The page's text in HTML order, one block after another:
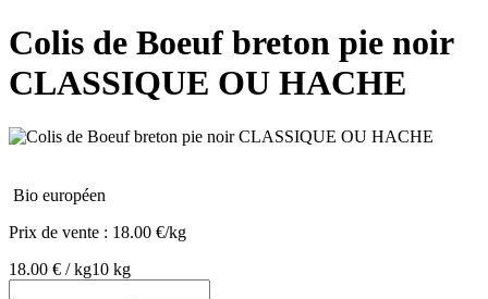
Colis de Boeuf breton pie noir
CLASSIQUE OU HACHE
Bio européen
Prix de vente : 18.00 €/kg
18.00 € / kg10 kg